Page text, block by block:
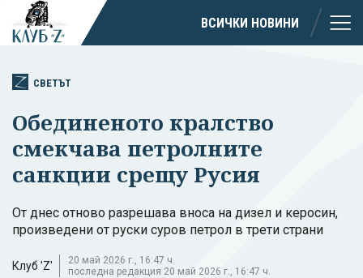
ВСИЧКИ НОВИНИ
СВЕТЪТ
Обединеното кралство
смекчава петролните
санкции срещу Русия
От днес отново разрешава вноса на дизел и керосин,
произведени от руски суров петрол в трети страни
Клуб 'Z'
20 май 2026 г., 16:47 ч.
последна редакция 20 май 2026 г., 16:47 ч.